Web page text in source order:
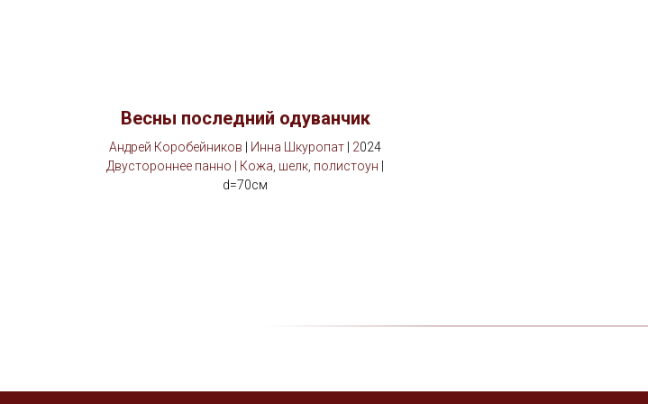
Весны последний одуванчик
Андрей Коробейников Инна Шкуропат 2024
Двустороннее панно | Кожа, шелк, полистоун
d=70см